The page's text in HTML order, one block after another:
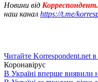
Новини від
наш канал https://t.me/
Читайте Korrespondent.net
Коронавірус
В Україні вперше виявили